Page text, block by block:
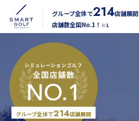
グループ全体で214店舗展開
店舗数全国No.1！ ※1
グループ全体で214店舗展開